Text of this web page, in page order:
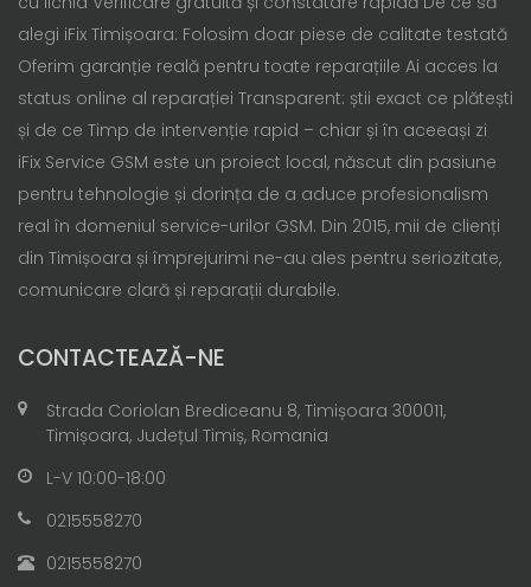
alegi iFix Timișoara: Folosim doar piese de calitate testată
Oferim garanție reală pentru toate reparațiile Ai acces la
status online al reparației Transparent: știi exact ce plătești
și de ce Timp de intervenție rapid – chiar și în aceeași zi
iFix Service GSM este un proiect local, născut din pasiune
pentru tehnologie și dorința de a aduce profesionalism
real în domeniul service-urilor GSM. Din 2015, mii de clienți
din Timișoara și împrejurimi ne-au ales pentru seriozitate,
comunicare clară și reparații durabile.
CONTACTEAZĂ-NE
Strada Coriolan Brediceanu 8, Timișoara 300011,
Timișoara, Județul Timiș, Romania
L-V 10:00-18:00
0215558270
0215558270